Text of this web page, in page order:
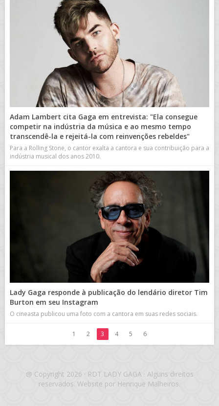
Adam Lambert cita Gaga em entrevista: "Ela consegue
competir na indústria da música e ao mesmo tempo
transcendê-la e rejeitá-la com reinvenções rebeldes"
Para a Rolling Stone, o cantor exalta a cantora e sua contribuição para a
indústria musical dos anos 2010.
Lady Gaga responde à publicação do lendário diretor Tim
Burton em seu Instagram
O cineasta publicou uma foto com a cantora em suas redes sociais.
1 2 3 4 5 6
@ Copyright 2026 · RDT LADY GAGA · Alguns direitos
reservados. Website por Henrique Malheiros.